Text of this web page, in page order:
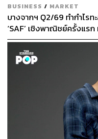
BUSINESS / MARKET
บางจากฯ Q2/69 ทำกำไรท
‘SAF’ เชิงพาณิชย์ครั้งแร
ล้าน